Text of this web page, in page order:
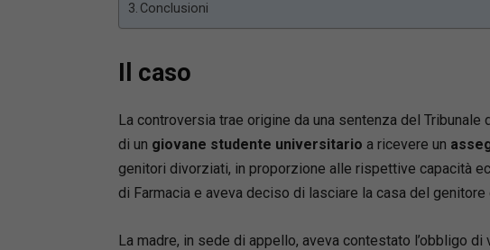
Conclusioni
Il caso
La controversia trae origine da una sentenza del
di un giovane studente universitario a ricevere un
genitori divorziati, in proporzione alle rispettive capacità
di Farmacia e aveva deciso di lasciare la casa del
La madre, in sede di appello, aveva contestato l’obbligo